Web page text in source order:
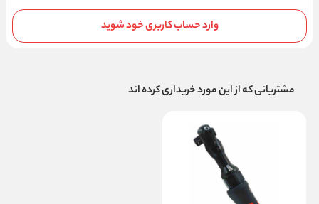
وارد حساب کاربری خود شوید
مشتریانی که از این مورد خریداری کرده اند